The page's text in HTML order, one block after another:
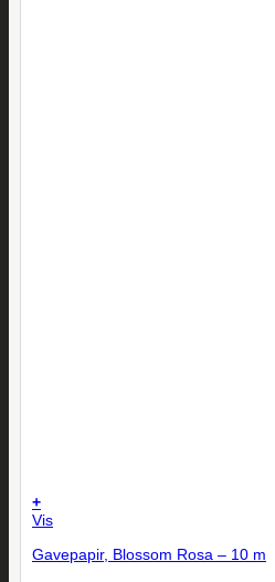
+
Vis
Gavepapir, Blossom Rosa – 10 m